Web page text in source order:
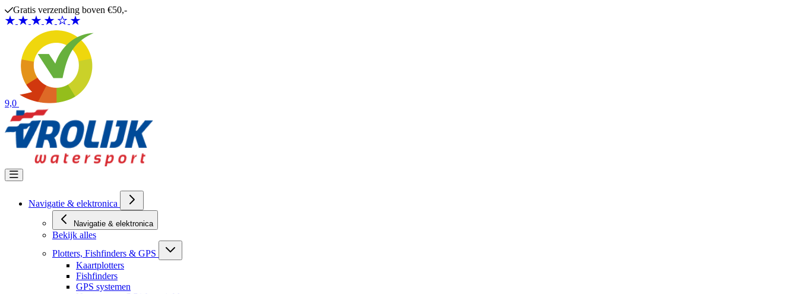
Ga naar de inhoud
Gratis verzending boven €50,-
9,0
Navigatie & elektronica
Navigatie & elektronica
Bekijk alles
Plotters, Fishfinders & GPS
Kaartplotters
Fishfinders
GPS systemen